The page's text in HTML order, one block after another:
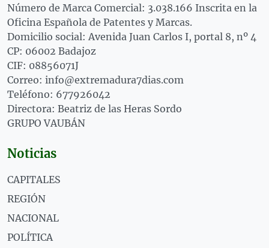
Número de Marca Comercial: 3.038.166 Inscrita en la
Oficina Española de Patentes y Marcas.
Domicilio social: Avenida Juan Carlos I, portal 8, nº 4
CP: 06002 Badajoz
CIF: 08856071J
Correo: info@extremadura7dias.com
Teléfono: 677926042
Directora: Beatriz de las Heras Sordo
GRUPO VAUBÁN
Noticias
CAPITALES
REGIÓN
NACIONAL
POLÍTICA